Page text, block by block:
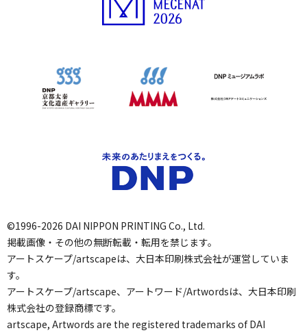
©1996-2026 DAI NIPPON PRINTING Co., Ltd.
掲載画像・その他の無断転載・転用を禁じます。
アートスケープ/artscapeは、大日本印刷株式会社が運営していま
す。
アートスケープ/artscape、アートワード/Artwordsは、大日本印刷
株式会社の登録商標です。
artscape, Artwords are the registered trademarks of DAI